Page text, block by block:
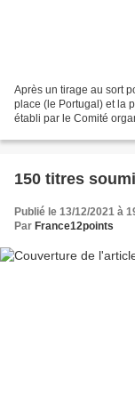
Après un tirage au sort
place (le Portugal) et la
établi par le Comité
150 titres
Publié le 13/12/2021 à
Par France12points